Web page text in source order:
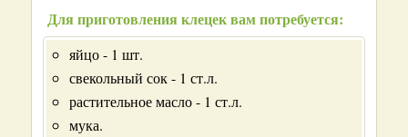
Для приготовления клецек вам потребуется:
яйцо - 1 шт.
свекольный сок - 1 ст.л.
растительное масло - 1 ст.л.
мука.